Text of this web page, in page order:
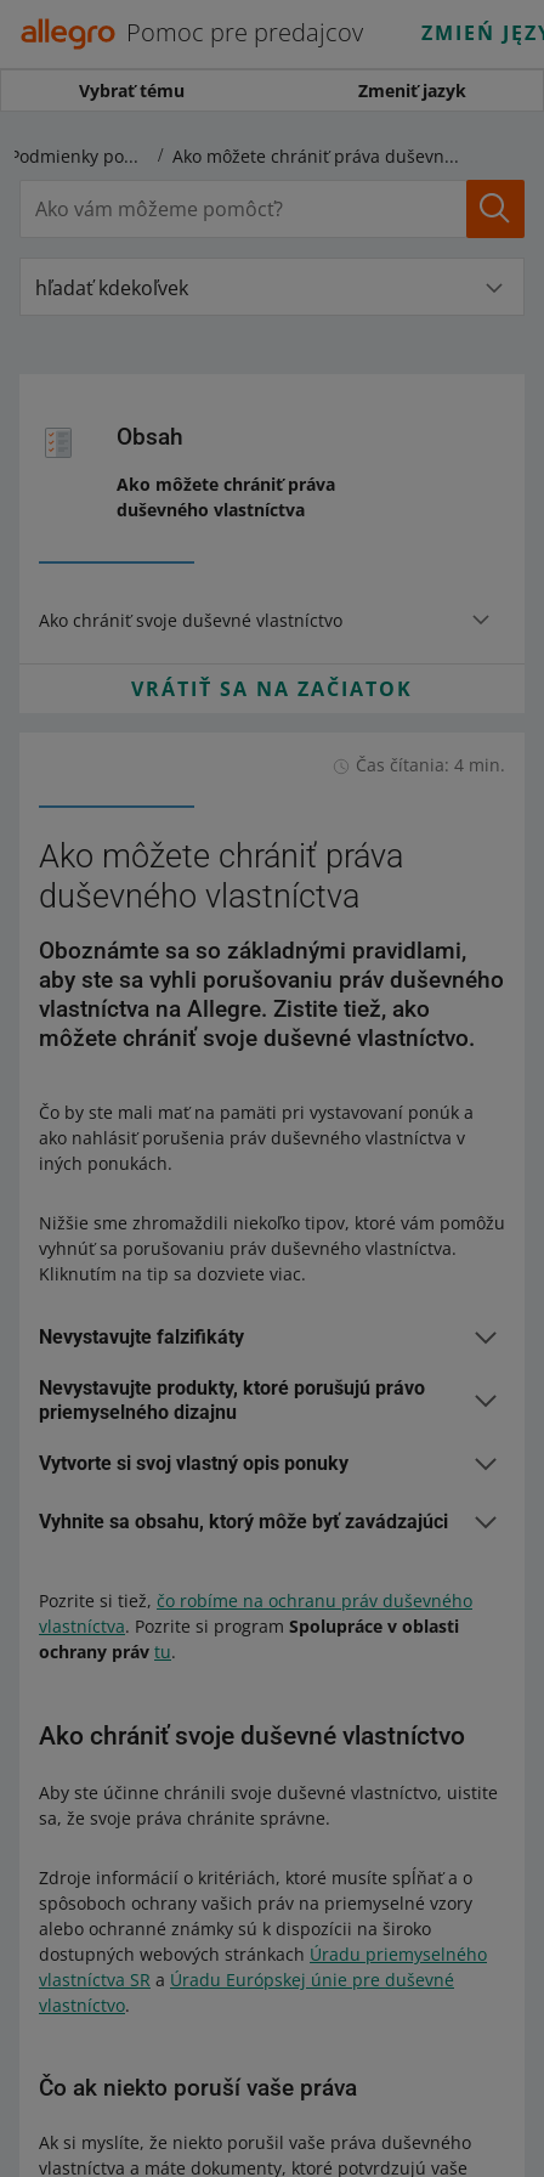
Pomoc pre predajcov ZMIEŃ
Vybrať tému Zmeniť jazyk
Pravidlá predaja a Podmienky používania portálu Ako môžete chrániť práva duševného vlastníctva
hľadať kdekoľvek
Obsah
Ako môžete chrániť práva
duševného vlastníctva
Ako chrániť svoje duševné vlastníctvo
VRÁTIŤ SA NA ZAČIATOK
Čas čítania: 4 min.
Ako môžete chrániť práva
duševného vlastníctva
Oboznámte sa so základnými pravidlami,
aby ste sa vyhli porušovaniu práv duševného
vlastníctva na Allegre. Zistite tiež, ako
môžete chrániť svoje duševné vlastníctvo.
Čo by ste mali mať na pamäti pri vystavovaní ponúk a
ako nahlásiť porušenia práv duševného vlastníctva v
iných ponukách.
Nižšie sme zhromaždili niekoľko tipov, ktoré vám pomôžu
vyhnúť sa porušovaniu práv duševného vlastníctva.
Kliknutím na tip sa dozviete viac.
Nevystavujte falzifikáty
Predaj falzifikátov na Allegre je zakázaný.Ak ponúkate
falzifikáty, porušujete právo na registrovanú ochrannú
konaním sa z vás stáva nespoľahlivý predajca.
Nevystavujte produkty, ktoré porušujú právo
priemyselného dizajnu
Ochrane podlieha aj vonkajšia forma výrobku (jeho
od nábytku až po špičky elektrických zubných kefiek –
práva. Pred vystavením ponuky sa uistite, že produkt,
ktorý chcete predávať, neporušuje právo priemyselného
dizajnu.
zložitý problém. Ak máte nejaké pochybnosti, obráťte sa
na právnickú firmu, ktorá sa špecializuje na práva
Vytvorte si svoj vlastný opis ponuky
Nemôžete kopírovať materiály z katalógov, webových
autorských práv. Týka sa to okrem iného textu, fotografií
a obrázkov. Preto by ste mali svoj produkt, ktorý
predávate, opísať a vizuálne prezentovať.
Vyhnite sa obsahu, ktorý môže byť zavádzajúci
kupujúcich. Produkt, ktorý predávate, jednoznačne
popíšte a uveďte potrebné podrobnosti. Nesprávne
alebo nejednoznačné informácie v opise ponuky
Môže to tiež porušiť práva vlastníka značky. To sa môže
značky z dôvodu porovnania. Môžete tak porušiť zákon
neoprávneným používaním registrovanej ochrannej
Pozrite si tiež, čo robíme na ochranu práv duševného
vlastníctva. Pozrite si program Spolupráce v oblasti
ochrany práv tu.
Ako chrániť svoje duševné vlastníctvo
Aby ste účinne chránili svoje duševné vlastníctvo, uistite
sa, že svoje práva chránite správne.
Zdroje informácií o kritériách, ktoré musíte spĺňať a o
spôsoboch ochrany vašich práv na priemyselné vzory
alebo ochranné známky sú k dispozícii na široko
dostupných webových stránkach Úradu priemyselného
vlastníctva SR a Úradu Európskej únie pre duševné
vlastníctvo.
Čo ak niekto poruší vaše práva
Ak si myslíte, že niekto porušil vaše práva duševného
vlastníctva a máte dokumenty, ktoré potvrdzujú vaše